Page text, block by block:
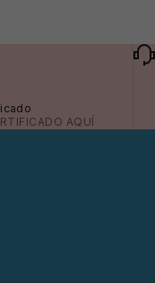
AQUÍ